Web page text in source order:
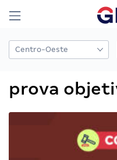
prova